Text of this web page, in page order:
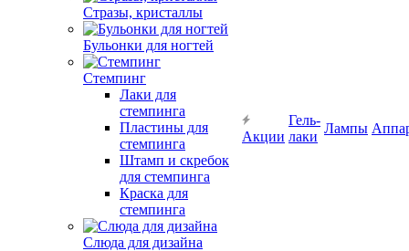
Стразы, кристаллы
Бульонки для ногтей
Стемпинг
Лаки для
стемпинга
Пластины для
стемпинга
Штамп и скребок
для стемпинга
Краска для
стемпинга
Слюда для дизайна
Акции
Гель-
лаки
Лампы